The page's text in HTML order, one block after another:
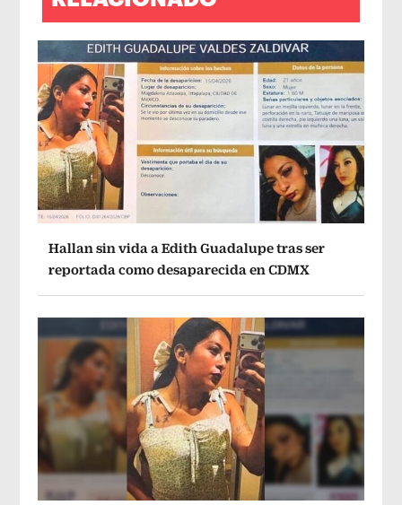
Hallan sin vida a Edith Guadalupe tras ser
reportada como desaparecida en CDMX